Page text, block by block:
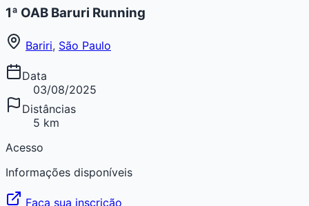
1ª OAB Baruri Running
Bariri, São Paulo
Data
03/08/2025
Distâncias
5 km
Acesso
Informações disponíveis
Faça sua inscrição